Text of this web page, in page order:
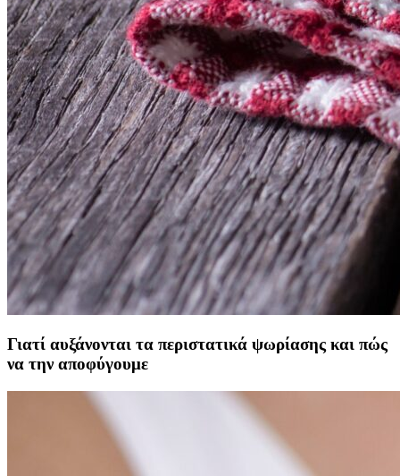
Γιατί αυξάνονται τα περιστατικά ψωρίασης και πώς
να την αποφύγουμε